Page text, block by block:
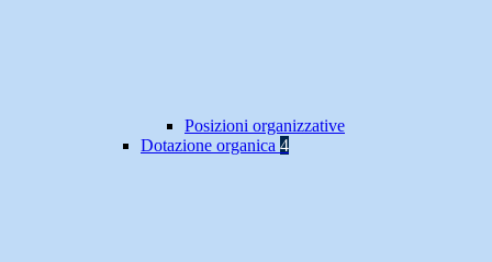
Posizioni organizzative
Dotazione organica 4